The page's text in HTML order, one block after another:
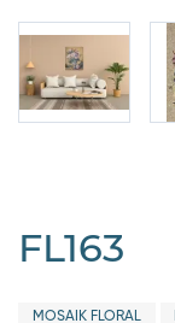
FL163
MOSAIK FLORAL